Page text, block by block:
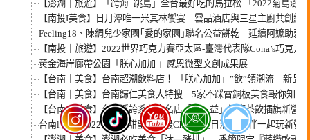
【澎湖｜旅遊】「跨海+跳島」全台最好吃的馬拉松 「2022菊島澎
【南投I美食】日月潭唯一米其林饗宴 雲品酒店與三星主廚共創經
Feeling18、陳綢兒少家園｢愛的家園｣聯名公益餅乾 延續阿嬤助弱
【南投｜旅遊】2022世界巧克力賽亞太區-臺灣代表隊Cona’s巧克力
黃金海岸廊帶公園「朕心加加 」感恩微型文創成果展
【台南｜美食】台南超潮飲料店！ 「朕心加加」”飲”領潮流 新品
【台南｜美食】台南歸仁美食大特搜 5家不踩雷銅板美食報你知
【台南｜美食】台南浮誇系美食名店「金三益」健康茶飲插旗新營
台南l 旅遊 2022「新營甜蜜節」最Chill的夏日活動 揪伴一起玩新營